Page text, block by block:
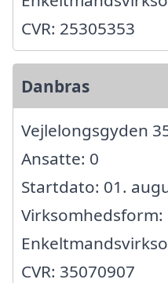
CVR: 25305353
Danbras
Vejlelongsgyden
Ansatte: 0
Startdato: 01.
Virksomhedsform:
CVR: 35070907